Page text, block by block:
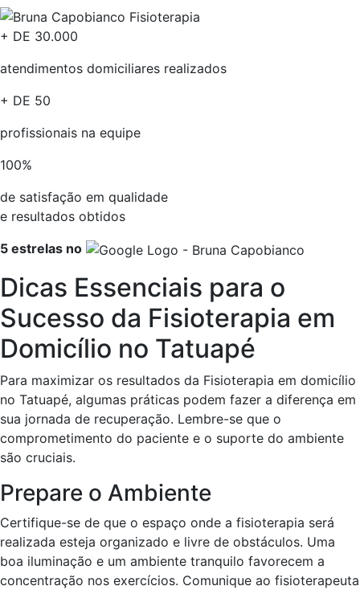
+ DE 30.000
atendimentos domiciliares realizados
+ DE 50
profissionais na equipe​
100%
de satisfação em qualidade
e resultados obtidos​
5 estrelas no
Dicas Essenciais para o
Sucesso da Fisioterapia em
Domicílio no Tatuapé
Para maximizar os resultados da Fisioterapia em domicílio
no Tatuapé, algumas práticas podem fazer a diferença em
sua jornada de recuperação. Lembre-se que o
comprometimento do paciente e o suporte do ambiente
são cruciais.
Prepare o Ambiente
Certifique-se de que o espaço onde a fisioterapia será
realizada esteja organizado e livre de obstáculos. Uma
boa iluminação e um ambiente tranquilo favorecem a
concentração nos exercícios. Comunique ao fisioterapeuta